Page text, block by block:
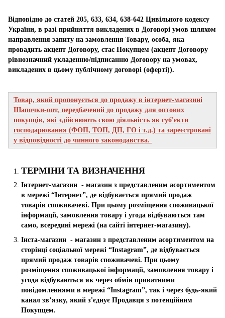
Відповідно до статей 205, 633, 634, 638-642 Цивільного кодексу
України, в разі прийняття викладених в Договорі умов шляхом
направлення запиту на замовлення Товару, особа, яка
провадить акцепт Договору, стає Покупцем (акцепт Договору
рівнозначний укладенню/підписанню Договору на умовах,
викладених в цьому публічному договорі (оферті)).
Товар, який пропонується до продажу в інтернет-магазині
Шапочки-опт, передбачений до продажу для оптових
покупців, які здійснюють свою діяльність як суб'єкти
господарювання (ФОП, ТОП, ДП, ГО і т.д.) та зареєстровані
у відповідності до чинного законодавства.
ТЕРМІНИ ТА ВИЗНАЧЕННЯ
Інтернет-магазин - магазин з представленим асортиментом
в мережі “Інтернет”, де відбувається прямий продаж
товарів споживачеві. При цьому розміщення споживацької
інформації, замовлення товару і угода відбуваються там
само, всередині мережі (на сайті інтернет-магазину).
Інста-магазин - магазин з представленим асортиментом на
сторінці соціальної мережі “Instagram”, де відбувається
прямий продаж товарів споживачеві. При цьому
розміщення споживацької інформації, замовлення товару і
угода відбуваються як через обмін приватними
повідомленнями в мережі “Instagram”, так і через будь-який
канал зв’язку, який з'єднує Продавця з потенційним
Покупцем.